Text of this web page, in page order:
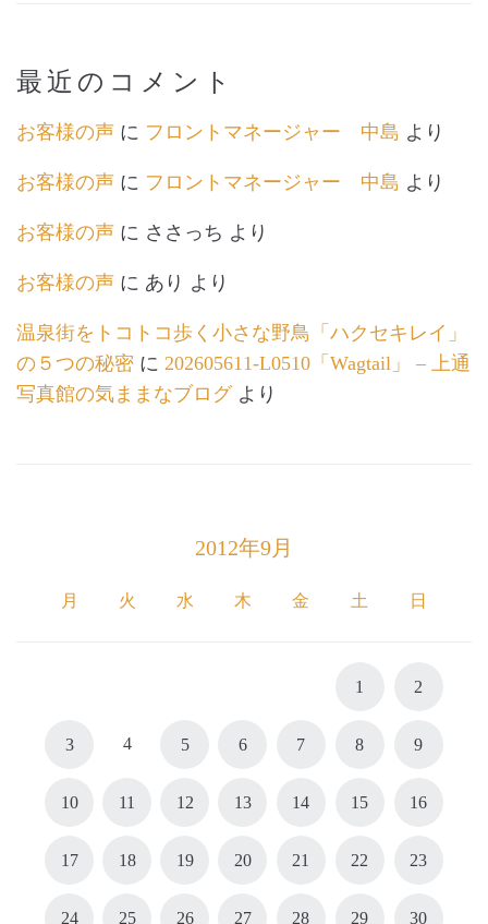
最近のコメント
お客様の声 に フロントマネージャー 中島 より
お客様の声 に フロントマネージャー 中島 より
お客様の声 に ささっち より
お客様の声 に あり より
温泉街をトコトコ歩く小さな野鳥「ハクセキレイ」
の５つの秘密 に 202605611-L0510「Wagtail」 – 上通
写真館の気ままなブログより
2012年9月
月 火 水 木 金 土 日
1 2
3 4 5 6 7 8 9
10 11 12 13 14 15 16
17 18 19 20 21 22 23
24 25 26 27 28 29 30